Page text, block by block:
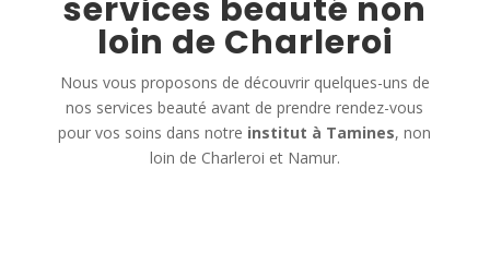
services beauté non
loin de Charleroi
Nous vous proposons de découvrir quelques-uns de
nos services beauté avant de prendre rendez-vous
pour vos soins dans notre institut à Tamines, non
loin de Charleroi et Namur.